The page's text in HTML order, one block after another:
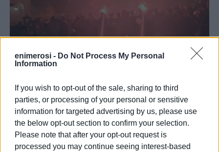
enimerosi - Do Not Process My Personal
Information
If you wish to opt-out of the sale, sharing to third
parties, or processing of your personal or sensitive
information for targeted advertising by us, please use
the below opt-out section to confirm your selection.
Please note that after your opt-out request is
processed you may continue seeing interest-based